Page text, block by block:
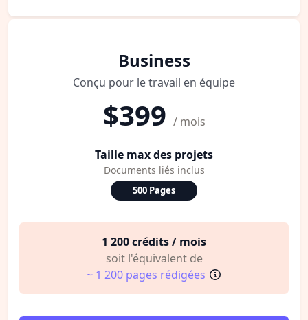
Business
Conçu pour le travail en équipe
$399 / mois
Taille max des projets
Documents liés inclus
500 Pages
1 200 crédits / mois
soit l'équivalent de
~ 1 200 pages rédigées